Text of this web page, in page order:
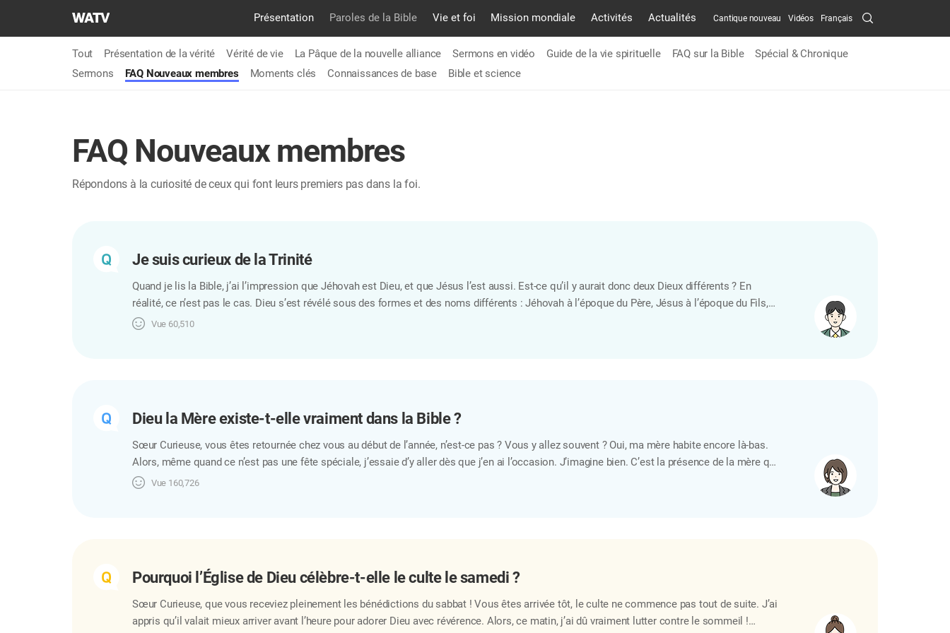
L'ÉGLISE
DIEU
SOCIÉTÉ
​Présentation Paroles de la Bible Vie et foi Mission mondiale Activités Actualités Cantique nouveau Vidéos Français Search
Submit
Tout Présentation de la vérité Vérité de vie La Pâque de la nouvelle alliance Sermons en vidéo Guide de la vie spirituelle FAQ sur la Bible
Spécial & Chronique
Sermons
FAQ Nouveaux membres Moments clés Connaissances de base Bible et science
FAQ Nouveaux membres
Répondons à la curiosité de ceux qui font leurs premiers pas dans la foi.
Je suis curieux de la Trinité
Quand je lis la Bible, j’ai l’impression que Jéhovah est Dieu, et que Jésus l’est aussi. Est-ce qu’il y aurait donc deux Dieux différents ? En
réalité, ce n’est pas le cas. Dieu s’est révélé sous des formes et des noms différents : Jéhovah à l’époque du Père, Jésus à l’époque du Fils,
et le nom nouveau à l’époque du Saint-Esprit (Apocalypse 3:12). Mais, c’est toujours un seul et même Dieu. C’est précisément ce que signifie
Vue 60,510
Dieu la Mère existe-t-elle vraiment dans la Bible ?
​Sœur Curieuse, vous êtes retournée chez vous au début de l’année, n’est-ce pas ? Vous y allez souvent ? Oui, ma mère habite encore là-bas.
Alors, même quand ce n’est pas une fête spéciale, j’essaie d’y aller dès que j’en ai l’occasion. J’imagine bien. C’est la présence de la mère qui
rend notre ville d’enfance si nostalgique. Et quand on pense à la maison ou à la patrie, l’image maternelle s’impose d’elle-même. C’est
Vue 160,726
Pourquoi l’Église de Dieu célèbre-t-elle le culte le samedi ?
Sœur Curieuse, que vous receviez pleinement les bénédictions du sabbat ! Vous êtes arrivée tôt, le culte ne commence pas tout de suite. J’ai
appris qu’il valait mieux arriver avant l’heure pour adorer Dieu avec révérence. Alors, ce matin, j’ai dû vraiment lutter contre le sommeil !